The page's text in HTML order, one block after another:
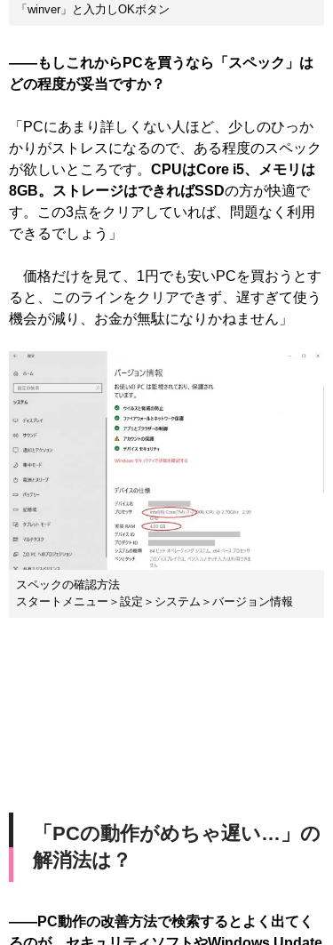
「winver」と入力しOKボタン
――もしこれからPCを買うなら「スペック」は
どの程度が妥当ですか？
「PCにあまり詳しくない人ほど、少しのひっか
かりがストレスになるので、ある程度のスペック
が欲しいところです。 CPUはCore i5、メモリは
8GB。ストレージはできればSSDの方が快適で
す。この3点をクリアしていれば、問題なく利用
できるでしょう」
価格だけを見て、1円でも安いPCを買おうとす
ると、このラインをクリアできず、遅すぎて使う
機会が減り、お金が無駄になりかねません」
スペックの確認方法
スタートメニュー＞設定＞システム＞バージョン情報
「PCの動作がめちゃ遅い…」の
解消法は？
――PC動作の改善方法で検索するとよく出てく